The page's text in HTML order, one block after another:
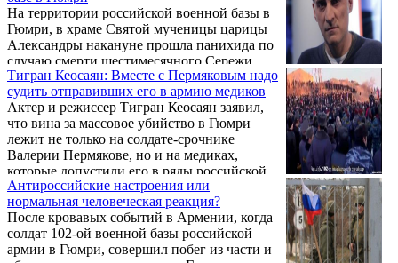
На территории российской военной базы в
Гюмри, в храме Святой мученицы царицы
Александры накануне прошла панихида по
случаю смерти шестимесячного Сережи
Аветисяна, скончавшегося 19 января от
ранений, полученных во время
вооруженного нападения на его семью,
сообщается на странице посольства России
в Армении в соцсети Facebook.
Тигран Кеосаян: Вместе с Пермяковым надо
судить отправивших его в армию медиков
Актер и режиссер Тигран Кеосаян заявил,
что вина за массовое убийство в Гюмри
лежит не только на солдате-срочнике
Валерии Пермякове, но и на медиках,
которые допустили его в ряды российской
армии.
Антироссийские настроения или
нормальная человеческая реакция?
После кровавых событий в Армении, когда
солдат 102-ой военной базы российской
армии в Гюмри, совершил побег из части и